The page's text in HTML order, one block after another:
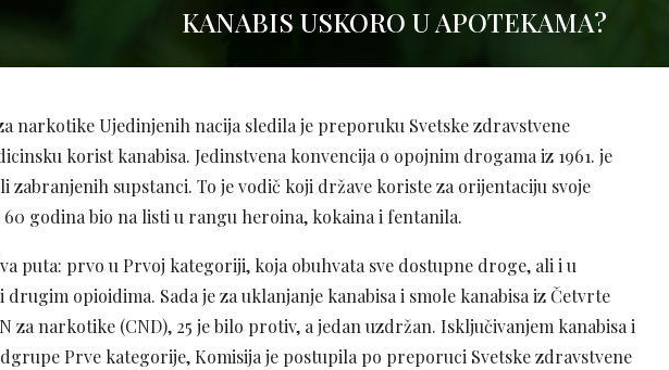
KANABIS USKORO U APOTEKAMA?
narkotike Ujedinjenih nacija sledila je preporuku Svetske zdravstvene
korist kanabisa. Jedinstvena konvencija o opojnim drogama iz 1961. je
zabranjenih supstanci. To je vodič koji države koriste za orijentaciju svoje
godina bio na listi u rangu heroina, kokaina i fentanila.
puta: prvo u Prvoj kategoriji, koja obuhvata sve dostupne droge, ali i u
opioidima. Sada je za uklanjanje kanabisa i smole kanabisa iz Četvrte
za narkotike (CND), 25 je bilo protiv, a jedan uzdržan. Isključivanjem kanabisa i
Prve kategorije, Komisija je postupila po preporuci Svetske zdravstvene